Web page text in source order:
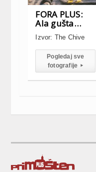
FORA PLUS:
Ala gušta…
Izvor: The Chive
Pogledaj sve
fotografije▸